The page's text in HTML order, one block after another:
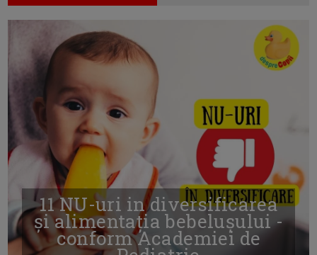
11 NU-uri in diversificarea
și alimentația bebelușului -
conform Academiei de